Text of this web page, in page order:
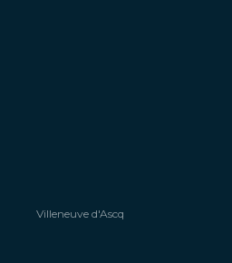
Villeneuve d'Ascq